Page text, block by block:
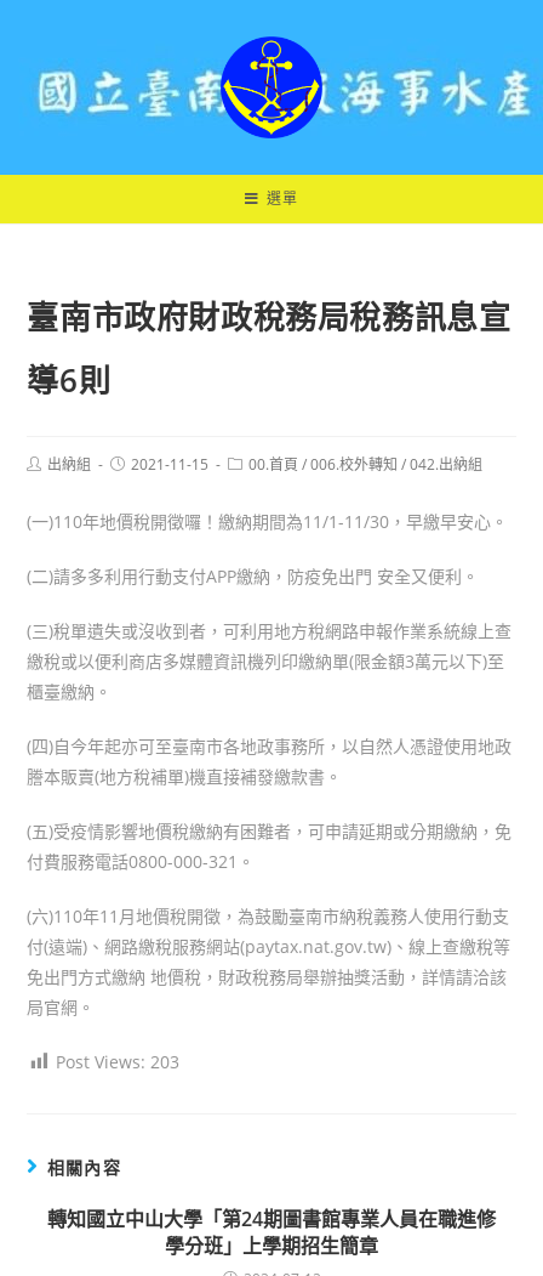
選單
臺南市政府財政稅務局稅務訊息宣
導6則
Post出納組
Post2021-11-15
Post00.首頁 / 006.校外轉知 / 042.出納組
(一)110年地價稅開徵囉！繳納期間為11/1-11/30，早繳早安心。
(二)請多多利用行動支付APP繳納，防疫免出門 安全又便利。
(三)稅單遺失或沒收到者，可利用地方稅網路申報作業系統線上查
繳稅或以便利商店多媒體資訊機列印繳納單(限金額3萬元以下)至
櫃臺繳納。
(四)自今年起亦可至臺南市各地政事務所，以自然人憑證使用地政
謄本販賣(地方稅補單)機直接補發繳款書。
(五)受疫情影響地價稅繳納有困難者，可申請延期或分期繳納，免
付費服務電話0800-000-321。
(六)110年11月地價稅開徵，為鼓勵臺南市納稅義務人使用行動支
付(遠端)、網路繳稅服務網站(paytax.nat.gov.tw)、線上查繳稅等
免出門方式繳納 地價稅，財政稅務局舉辦抽獎活動，詳情請洽該
局官網。
Post Views: 203
相關內容
轉知國立中山大學「第24期圖書館專業人員在職進修
學分班」上學期招生簡章